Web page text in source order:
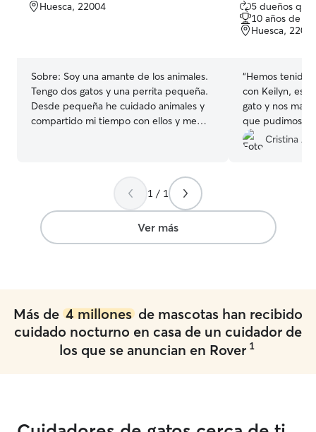
Huesca, 22004
Sobre: Soy una amante de los animales.
Tengo dos gatos y una perrita pequeña.
Desde pequeña he cuidado animales y
compartido mi tiempo con ellos y me
el cuidado a domicilio como los paseos y
cuidado durante el día. Me gusta mucho
ir a caminar y dar paseos Me adapto
perfectamente a la rutina y las
condiciones del perro. Suelo ir por
de
5
estrellas
5 dueños
10 años de
Huesca,
“Hemos tenido
con Keilyn,
gato y nos
que pudimos
agusto en su
momento.
Cristina A.
1 / 1
Ver más
Más de 4 millones de mascotas han recibido
cuidado nocturno en casa de un cuidador de
los que se anuncian en Rover 1